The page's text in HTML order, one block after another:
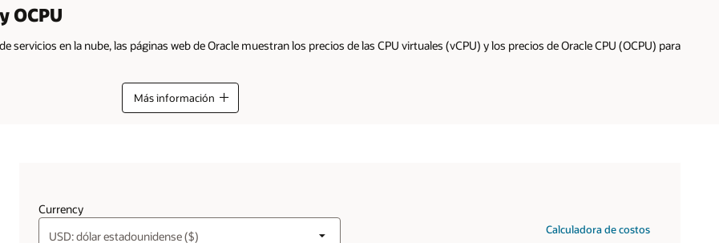
OCPU
en la nube, las páginas web de Oracle muestran los precios de las CPU virtuales (vCPU) y los precios de Oracle CPU (OCPU) para
Más información
Currency
Calculadora de costos